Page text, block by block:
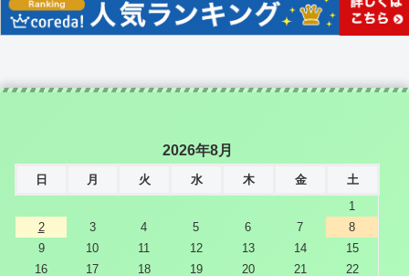
2026年8月
日 月 火 水 木 金
土
1
2
3 4 5 6 7
8
9
10 11 12 13 14
15
16
17 18 19 20 21
22